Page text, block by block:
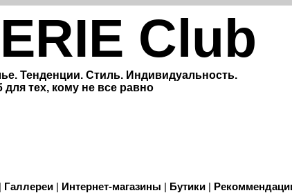
Club
Тенденции. Стиль. Индивидуальность.
для тех, кому не все равно
Галлереи| Интернет-магазины Бутики|